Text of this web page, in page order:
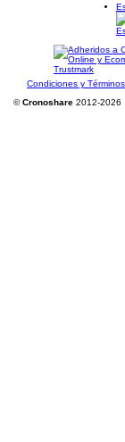
Condiciones y
©Cronoshare 2012-2026